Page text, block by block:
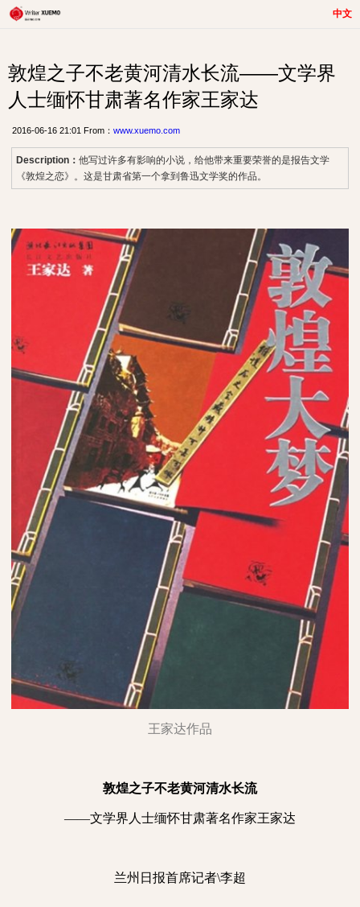
中文
敦煌之子不老黄河清水长流——文学界
人士缅怀甘肃著名作家王家达
2016-06-16 21:01 From： www.xuemo.com
Description： 他写过许多有影响的小说，给他带来重要荣誉的是报告文学
《敦煌之恋》。这是甘肃省第一个拿到鲁迅文学奖的作品。
王家达作品
敦煌之子不老黄河清水长流
——文学界人士缅怀甘肃著名作家王家达
兰州日报首席记者\李超